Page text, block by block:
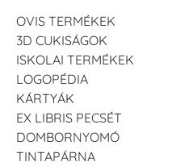
OVIS TERMÉKEK
3D CUKISÁGOK
ISKOLAI TERMÉKEK
LOGOPÉDIA
KÁRTYÁK
EX LIBRIS PECSÉT
DOMBORNYOMÓ
TINTAPÁRNA